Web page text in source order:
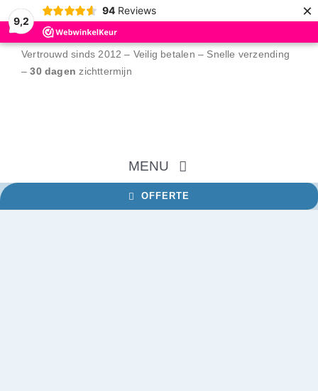
9,2
94 Reviews ×
Vertrouwd sinds 2012 – Veilig betalen – Snelle verzending
–30 dagen zichttermijn
MENU
OFFERTE